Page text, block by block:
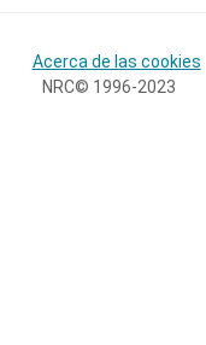
Acerca de las cookies
NRC© 1996-2023